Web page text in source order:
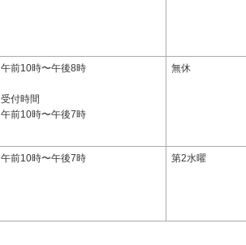
午前10時〜午後8時
受付時間
午前10時〜午後7時
無休
午前10時〜午後7時 第2水曜